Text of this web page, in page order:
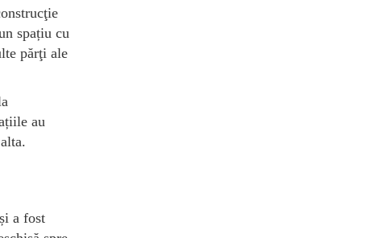
spațiu cu
părţi ale
au
a fost